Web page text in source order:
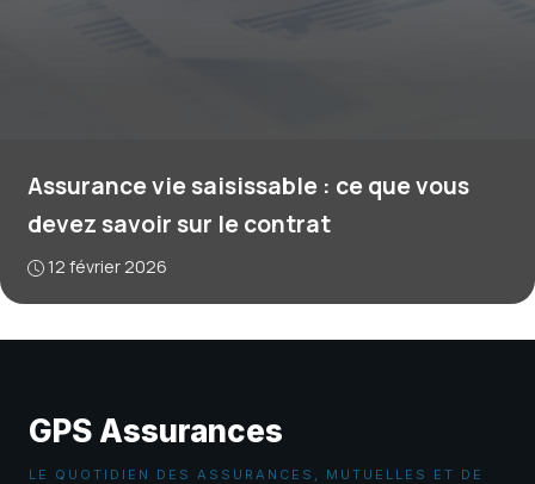
Assurance vie saisissable : ce que vous
devez savoir sur le contrat
12 février 2026
GPS Assurances
LE QUOTIDIEN DES ASSURANCES, MUTUELLES ET DE